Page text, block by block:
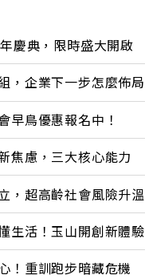
慶典，限時盛大開啟
，企業下一步怎麼佈局
早鳥優惠報名中！
焦慮，三大核心能力
，超高齡社會風險升溫
生活！玉山開創新體驗
！重訓跑步暗藏危機